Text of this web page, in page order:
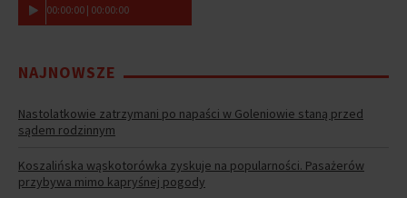
00:00:00 | 00:00:00
NAJNOWSZE
Nastolatkowie zatrzymani po napaści w Goleniowie staną przed
sądem rodzinnym
Koszalińska wąskotorówka zyskuje na popularności. Pasażerów
przybywa mimo kapryśnej pogody